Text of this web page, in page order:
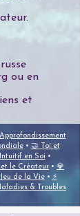
ou en
et
• 🤝 Toi et
en Soi •
et le Créateur • 💎
de la Vie• ⚡
& Troubles